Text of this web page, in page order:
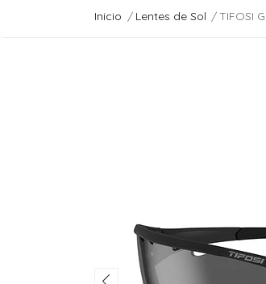
Inicio Lentes de Sol TIFOSI